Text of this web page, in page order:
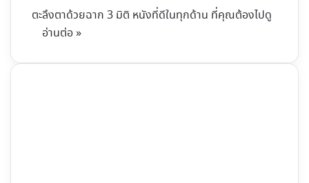
ตะลึงตาด้วยฉาก 3 มิติ หนังที่ดีในทุกด้าน ที่คุณต้องไปดู
อ่านต่อ »